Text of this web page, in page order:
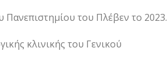
Πανεπιστημίου του Πλέβεν το 2023.
κλινικής του Γενικού